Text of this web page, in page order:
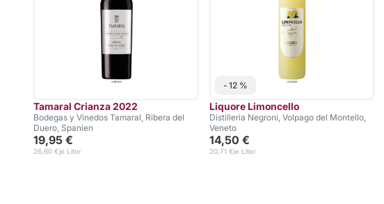
Tamaral Crianza 2022
Bodegas y Vinedos Tamaral, Ribera del
Duero, Spanien
19,95 €
je Liter
26,60 €
- 12 %
Liquore Limoncello
Distilleria Negroni, Volpago del Montello,
Veneto
14,50 €
je Liter
20,71 €